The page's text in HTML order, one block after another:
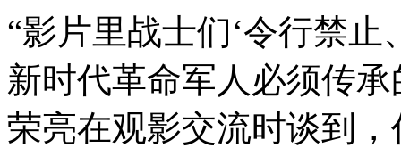
“影片里战士们‘令行禁
新时代革命军人必须传
荣亮在观影交流时谈到